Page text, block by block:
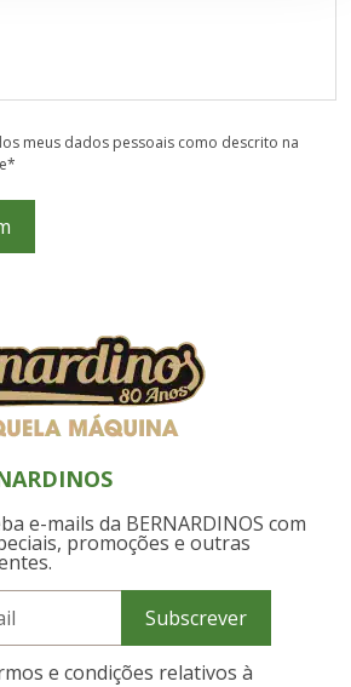
meus dados pessoais como descrito na
*
e-mails da BERNARDINOS com
promoções e outras
Subscrever
e condições relativos à